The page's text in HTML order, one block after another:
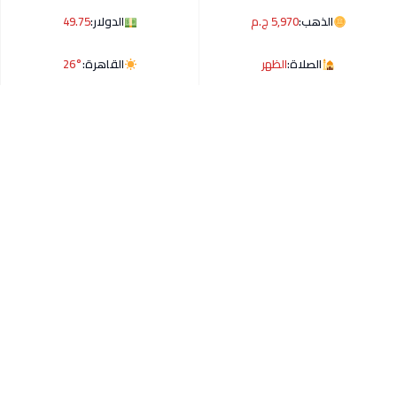
الذهب:5,970 ج.م الدولار:49.75
الصلاة:الظهر القاهرة:26°